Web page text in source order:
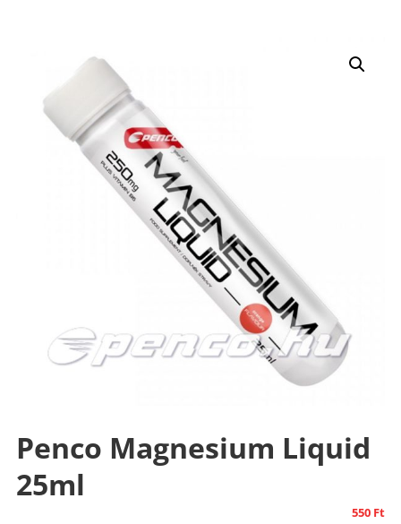
Penco Magnesium Liquid
25ml
550 Ft